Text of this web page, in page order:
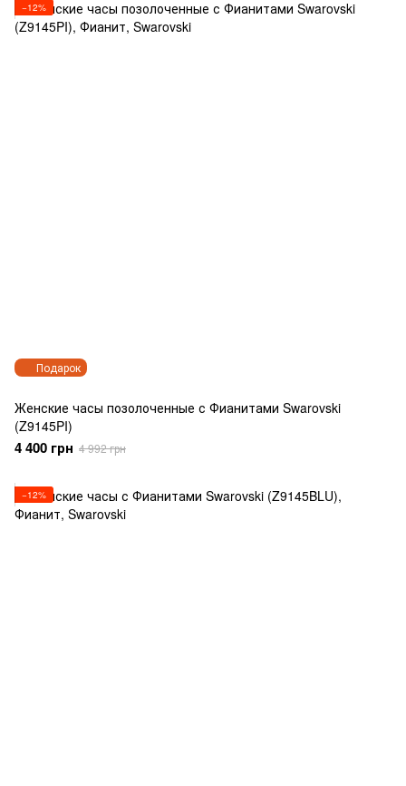
Подарок
−12%
Женские часы позолоченные с Фианитами Swarovski
(Z9145PI)
4 400 грн 4 992 грн
−12%